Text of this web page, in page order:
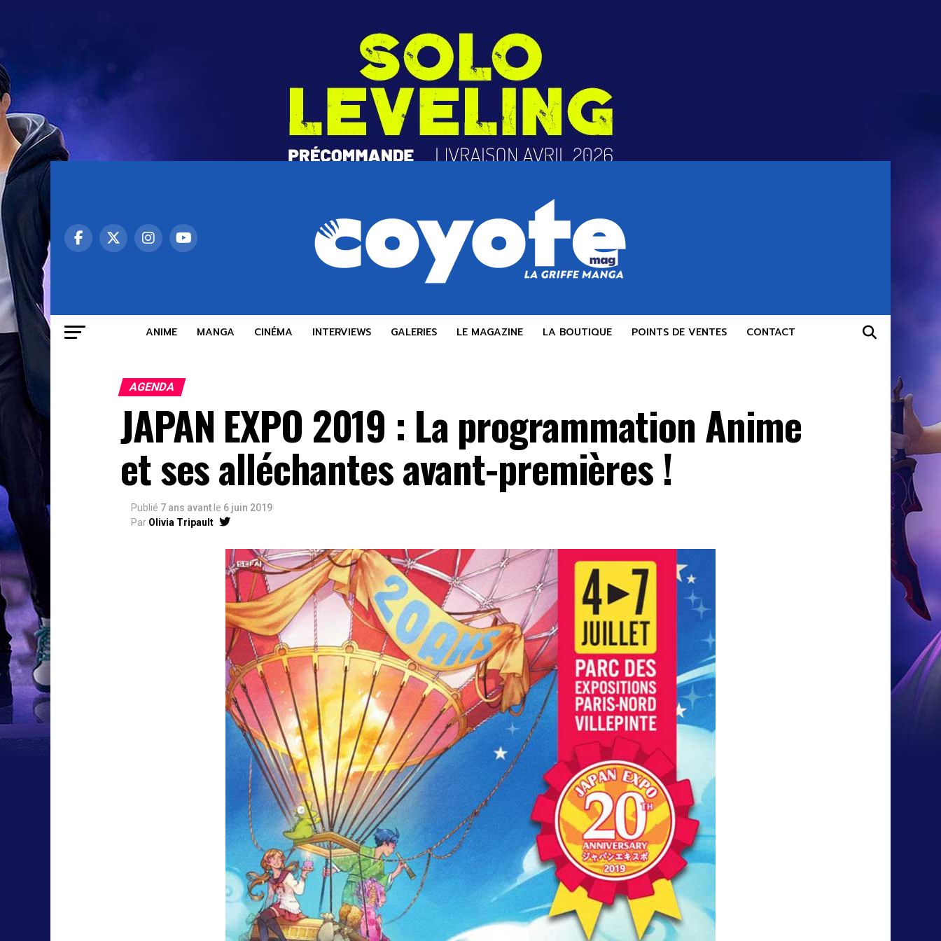
ANIME MANGA CINÉMA INTERVIEWS GALERIES LE MAGAZINE LA BOUTIQUE POINTS DE VENTES CONTACT
AGENDA
JAPAN EXPO 2019 : La programmation Anime
et ses alléchantes avant-premières !
Publié 7 ans avant le 6 juin 2019
Par Olivia Tripault